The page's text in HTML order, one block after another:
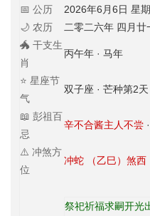
📅 公历
2026年6月6日 星
🌙 农历
二零二六年 四月廿
🐲 干支生
肖
丙午年 · 马年
⭐ 星座节
气
双子座 · 芒种第2天
📖 彭祖百
忌
辛不合酱主人不尝 ·
⚠️ 冲煞方
位
冲蛇 （乙巳）煞西
祭祀祈福求嗣开光